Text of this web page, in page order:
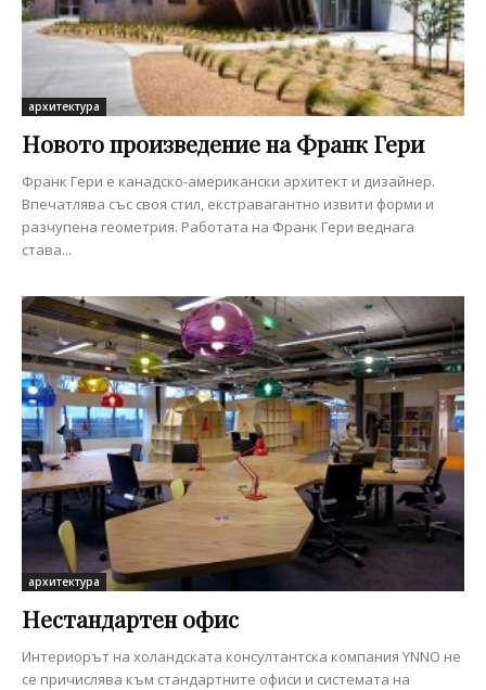
архитектура
Новото произведение на Франк Гери
Франк Гери е канадско-американски архитект и дизайнер.
Впечатлява със своя стил, екстравагантно извити форми и
разчупена геометрия. Работата на Франк Гери веднага
става...
архитектура
Нестандартен офис
Интериорът на холандската консултантска компания YNNO не
се причислява към стандартните офиси и системата на